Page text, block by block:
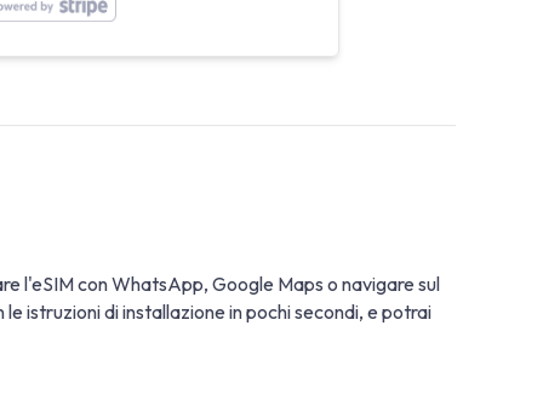
l'eSIM con WhatsApp, Google Maps o navigare sul
istruzioni di installazione in pochi secondi, e potrai